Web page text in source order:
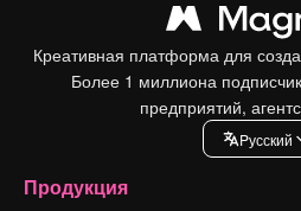
Креативная платформа для
Более 1 миллиона
предприятий,
Pусский
Продукция